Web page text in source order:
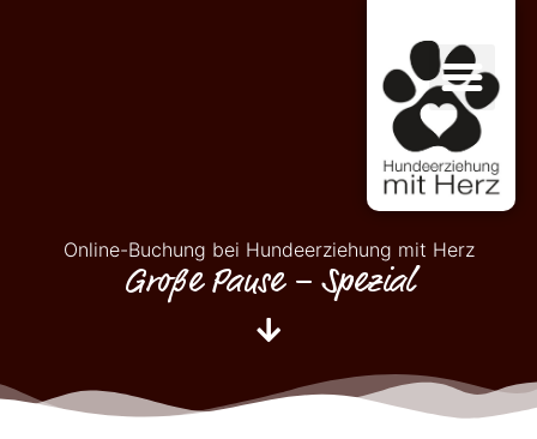
Online-Buchung bei Hundeerziehung mit Herz
Große Pause – Spezial